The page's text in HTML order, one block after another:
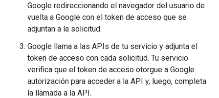
Google redireccionando el navegador del usuario de
vuelta a Google con el token de acceso que se
adjuntan a la solicitud.
Google llama a las APIs de tu servicio y adjunta el
token de acceso con cada solicitud. Tu servicio
verifica que el token de acceso otorgue a Google
autorización para acceder a la API y, luego, completa
la llamada a la API.